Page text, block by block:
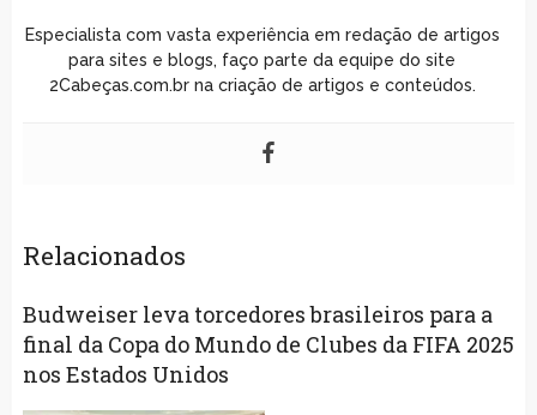
Especialista com vasta experiência em redação de artigos
para sites e blogs, faço parte da equipe do site
2Cabeças.com.br na criação de artigos e conteúdos.
Relacionados
Budweiser leva torcedores brasileiros para a
final da Copa do Mundo de Clubes da FIFA 2025
nos Estados Unidos